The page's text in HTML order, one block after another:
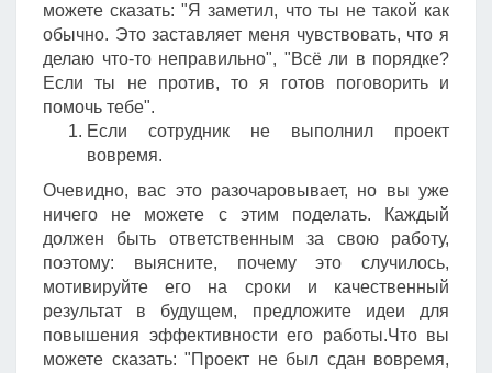
можете сказать: "Я заметил, что ты не такой как
обычно. Это заставляет меня чувствовать, что я
делаю что-то неправильно", "Всё ли в порядке?
Если ты не против, то я готов поговорить и
помочь тебе".
Если сотрудник не выполнил проект
вовремя.
Очевидно, вас это разочаровывает, но вы уже
ничего не можете с этим поделать. Каждый
должен быть ответственным за свою работу,
поэтому: выясните, почему это случилось,
мотивируйте его на сроки и качественный
результат в будущем, предложите идеи для
повышения эффективности его работы.Что вы
можете сказать: "Проект не был сдан вовремя,